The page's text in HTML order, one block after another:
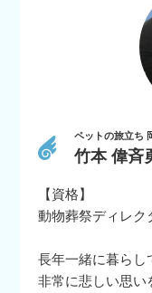
ペットの旅立ち
竹本 偉斉
【資格】
動物葬祭ディレク
長年一緒に暮らし
非常に悲しい思い